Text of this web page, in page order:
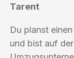
Tarent
Du planst
und bist auf